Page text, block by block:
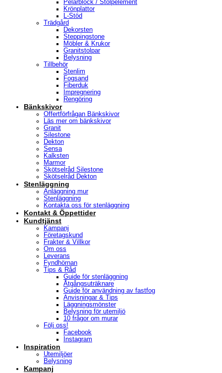
Pelarblock / Stolpelement
Krönplattor
L-Stöd
Trädgård
Dekorsten
Steppingstone
Möbler & Krukor
Granitstolpar
Belysning
Tillbehör
Stenlim
Fogsand
Fiberduk
Impregnering
Rengöring
Bänkskivor
Offertförfrågan Bänkskivor
Läs mer om bänkskivor
Granit
Silestone
Dekton
Sensa
Kalksten
Marmor
Skötselråd Silestone
Skötselråd Dekton
Stenläggning
Anläggning mur
Stenläggning
Kontakta oss för stenläggning
Kontakt & Öppettider
Kundtjänst
Kampanj
Företagskund
Frakter & Villkor
Om oss
Leverans
Fyndhörnan
Tips & Råd
Guide för stenläggning
Åtgångsuträknare
Guide för användning av fastfog
Anvisningar & Tips
Läggningsmönster
Belysning för utemiljö
10 frågor om murar
Följ oss!
Facebook
Instagram
Inspiration
Utemiljöer
Belysning
Kampanj